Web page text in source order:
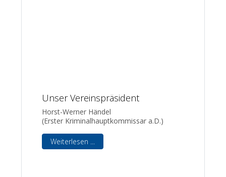
Unser Vereinspräsident
Horst-Werner Händel
(Erster Kriminalhauptkommissar a.D.)
Weiterlesen ...